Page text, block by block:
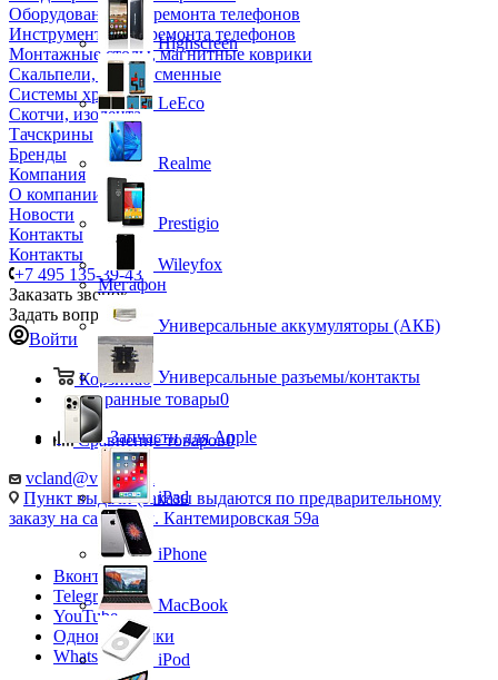
Оборудование для ремонта телефонов
Инструменты для ремонта телефонов
Монтажные столы, магнитные коврики
Скальпели, лезвия сменные
Системы хранения
Скотчи, изолента
Тачскрины
Бренды
Компания
О компании
Новости
Контакты
Контакты
+7 495 135-39-43
Заказать звонок
Задать вопрос
Войти
Корзина0
Избранные товары0
Сравнение товаров0
vcland@vcland.ru
Пункт выдачи (заказы выдаются по предварительному
заказу на сайте), ул. Кантемировская 59а
Вконтакте
Telegram
YouTube
Одноклассники
WhatsApp
Highscreen
LeEco
Realme
Prestigio
Wileyfox
Мегафон
Универсальные аккумуляторы (АКБ)
Универсальные разъемы/контакты
Запчасти для Apple
iPad
iPhone
MacBook
iPod